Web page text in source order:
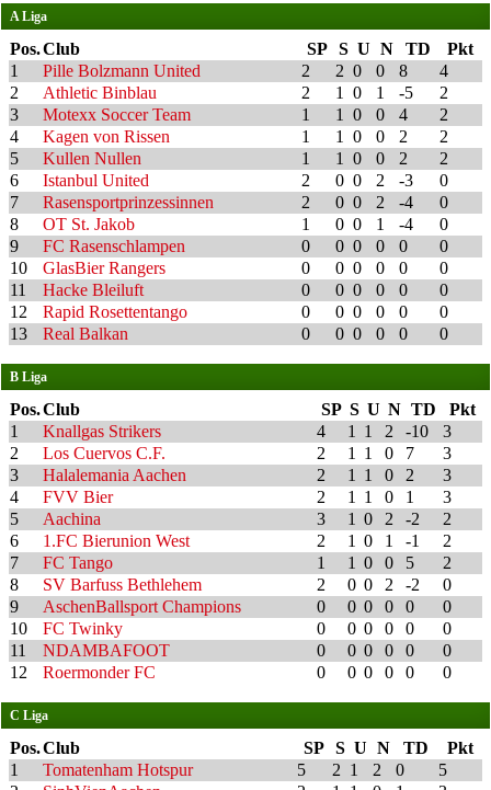
A Liga
Pos.Club SP S U N TD
Pkt
1
Pille Bolzmann United 2 2 0 0 8
4
2
Athletic Binblau 2 1 0 1 -5
2
3
Motexx Soccer Team 1 1 0 0 4
2
4
Kagen von Rissen 1 1 0 0 2
2
5
Kullen Nullen 1 1 0 0 2
2
6
Istanbul United 2 0 0 2 -3
0
7
Rasensportprinzessinnen 2 0 0 2 -4
0
8
OT St. Jakob 1 0 0 1 -4
0
9
FC Rasenschlampen 0 0 0 0 0
0
10
GlasBier Rangers 0 0 0 0 0
0
11
Hacke Bleiluft 0 0 0 0 0
0
12
Rapid Rosettentango 0 0 0 0 0
0
13
Real Balkan 0 0 0 0 0 0
B Liga
Pos.Club SP S U N TD
Pkt
1
Knallgas Strikers 4 1 1 2 -10
3
2
Los Cuervos C.F. 2 1 1 0 7
3
3
Halalemania Aachen 2 1 1 0 2
3
4
FVV Bier 2 1 1 0 1
3
5
Aachina 3 1 0 2 -2
2
6
1.FC Bierunion West 2 1 0 1 -1
2
7
FC Tango 1 1 0 0 5
2
8
SV Barfuss Bethlehem 2 0 0 2 -2
0
9
AschenBallsport Champions 0 0 0 0 0
0
10
FC Twinky 0 0 0 0 0
0
11
NDAMBAFOOT 0 0 0 0 0
0
12
Roermonder FC 0 0 0 0 0 0
C Liga
Pos.Club SP S U N TD
Pkt
1
Tomatenham Hotspur 5 2 1 2 0
5